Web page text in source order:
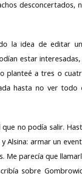
desconcertados,
la idea de editar
estar
planteé a tres o
hasta no ver todo
no podía salir.
Alsina: armar un
Me parecía que
sobre